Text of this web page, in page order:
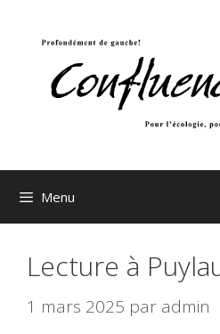
Menu
Lecture à
1 mars 2025 par admin